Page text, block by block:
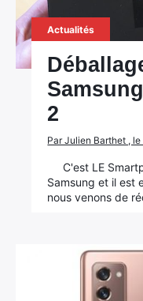
Actualités
2
Par Julien Barthet ,
C'est LE
Samsung et il est
nous venons de
Rechercher
: